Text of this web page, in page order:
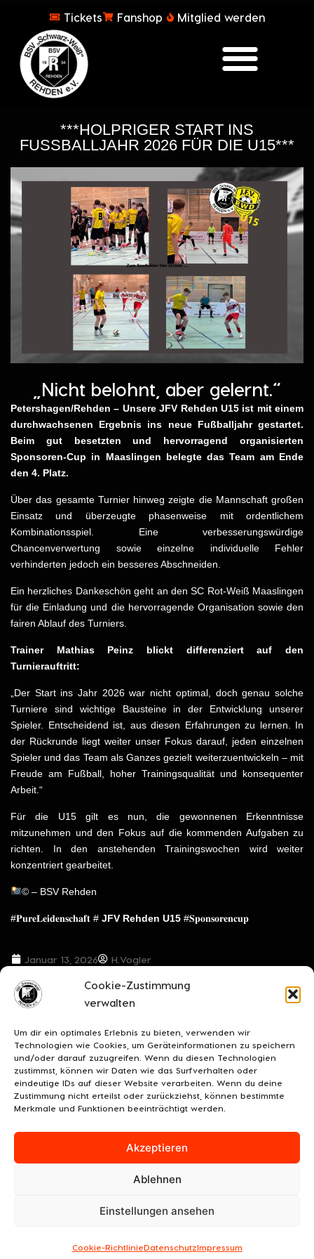
Cookie-Zustimmung
verwalten
Um dir ein optimales Erlebnis zu bieten, verwenden wir
Technologien wie Cookies, um Geräteinformationen zu speichern
und/oder darauf zuzugreifen. Wenn du diesen Technologien
zustimmst, können wir Daten wie das Surfverhalten oder
eindeutige IDs auf dieser Website verarbeiten. Wenn du deine
Zustimmung nicht erteilst oder zurückziehst, können bestimmte
Merkmale und Funktionen beeinträchtigt werden.
Akzeptieren
Ablehnen
Einstellungen ansehen
Cookie-RichtlinieDatenschutzImpressum
Tickets Fanshop Mitglied werden
***HOLPRIGER START INS
FUSSBALLJAHR 2026 FÜR DIE U15***
„Nicht belohnt, aber gelernt.“
Petershagen/Rehden – Unsere JFV Rehden U15 ist mit einem
durchwachsenen Ergebnis ins neue Fußballjahr gestartet.
Beim gut besetzten und hervorragend organisierten
Sponsoren-Cup in Maaslingen belegte das Team am Ende
den 4. Platz.
Über das gesamte Turnier hinweg zeigte die Mannschaft großen
Einsatz und überzeugte phasenweise mit ordentlichem
Kombinationsspiel. Eine verbesserungswürdige
Chancenverwertung sowie einzelne individuelle Fehler
verhinderten jedoch ein besseres Abschneiden.
Ein herzliches Dankeschön geht an den SC Rot-Weiß Maaslingen
für die Einladung und die hervorragende Organisation sowie den
fairen Ablauf des Turniers.
Trainer Mathias Peinz blickt differenziert auf den
Turnierauftritt:
„Der Start ins Jahr 2026 war nicht optimal, doch genau solche
Turniere sind wichtige Bausteine in der Entwicklung unserer
Spieler. Entscheidend ist, aus diesen Erfahrungen zu lernen. In
der Rückrunde liegt weiter unser Fokus darauf, jeden einzelnen
Spieler und das Team als Ganzes gezielt weiterzuentwickeln – mit
Freude am Fußball, hoher Trainingsqualität und konsequenter
Arbeit.“
Für die U15 gilt es nun, die gewonnenen Erkenntnisse
mitzunehmen und den Fokus auf die kommenden Aufgaben zu
richten. In den anstehenden Trainingswochen wird weiter
konzentriert gearbeitet.
© – BSV Rehden
#𝐏𝐮𝐫𝐞𝐋𝐞𝐢𝐝𝐞𝐧𝐬𝐜𝐡𝐚𝐟𝐭 # JFV Rehden U15 #𝐒𝐩𝐨𝐧𝐬𝐨𝐫𝐞𝐧𝐜𝐮𝐩
Januar 13, 2026 H.Vogler
VORIGER BEITRAG NÄCHSTER BEITRAG
UNSERE SPONSOREN KONTAKT
DATENSCHUTZ/COOKIES COOKIE-RICHTLINIE (EU)